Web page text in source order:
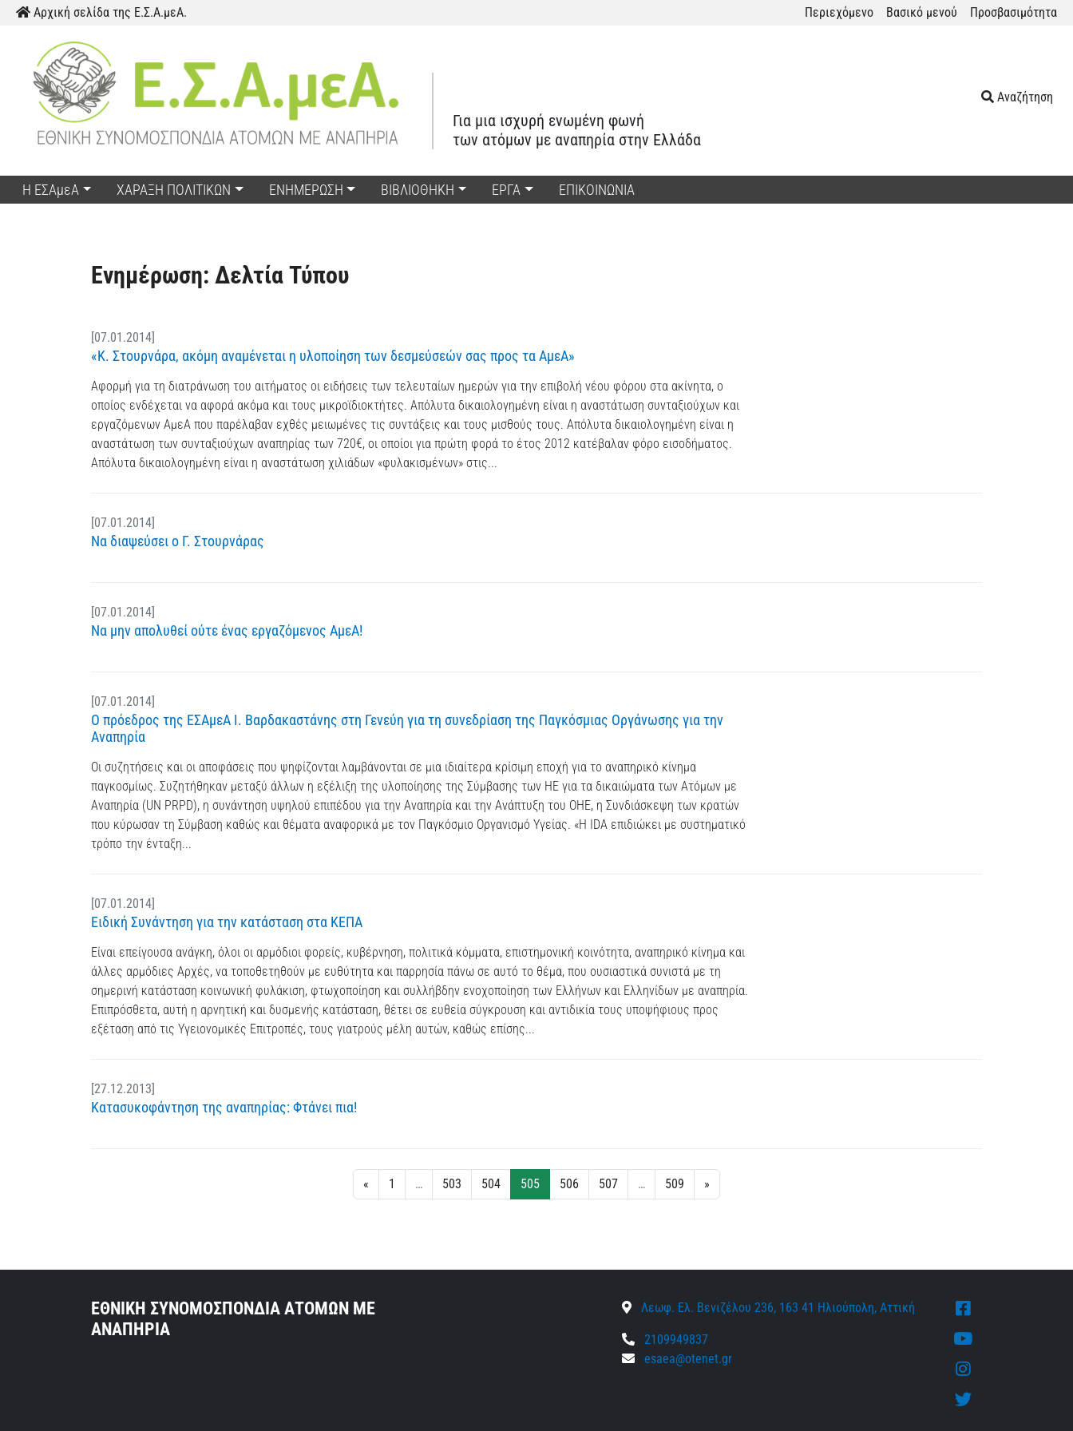
Παράκαμψη προς το περιεχόμενο
Αρχική σελίδα της Ε.Σ.Α.μεΑ. Περιεχόμενο Βασικό μενού Προσβασιμότητα
Για μια ισχυρή ενωμένη φωνή
των ατόμων με αναπηρία στην Ελλάδα
Αναζήτηση
Η ΕΣΑμεΑ ΧΑΡΑΞΗ ΠΟΛΙΤΙΚΩΝ ΕΝΗΜΕΡΩΣΗ ΒΙΒΛΙΟΘΗΚΗ ΕΡΓΑ ΕΠΙΚΟΙΝΩΝΙΑ
Ενημέρωση: Δελτία Τύπου
[07.01.2014]
«Κ. Στουρνάρα, ακόμη αναμένεται η υλοποίηση των δεσμεύσεών σας προς τα ΑμεΑ»
Αφορμή για τη διατράνωση του αιτήματος οι ειδήσεις των τελευταίων ημερών για την επιβολή νέου φόρου στα ακίνητα, ο
οποίος ενδέχεται να αφορά ακόμα και τους μικροϊδιοκτήτες. Απόλυτα δικαιολογημένη είναι η αναστάτωση συνταξιούχων και
εργαζόμενων ΑμεΑ που παρέλαβαν εχθές μειωμένες τις συντάξεις και τους μισθούς τους. Απόλυτα δικαιολογημένη είναι η
αναστάτωση των συνταξιούχων αναπηρίας των 720€, οι οποίοι για πρώτη φορά το έτος 2012 κατέβαλαν φόρο εισοδήματος.
Απόλυτα δικαιολογημένη είναι η αναστάτωση χιλιάδων «φυλακισμένων» στις...
[07.01.2014]
Να διαψεύσει ο Γ. Στουρνάρας
[07.01.2014]
Να μην απολυθεί ούτε ένας εργαζόμενος ΑμεΑ!
[07.01.2014]
Ο πρόεδρος της ΕΣΑμεΑ Ι. Βαρδακαστάνης στη Γενεύη για τη συνεδρίαση της Παγκόσμιας Οργάνωσης για την
Αναπηρία
Οι συζητήσεις και οι αποφάσεις που ψηφίζονται λαμβάνονται σε μια ιδιαίτερα κρίσιμη εποχή για το αναπηρικό κίνημα
παγκοσμίως. Συζητήθηκαν μεταξύ άλλων η εξέλιξη της υλοποίησης της Σύμβασης των ΗΕ για τα δικαιώματα των Ατόμων με
Αναπηρία (UN PRPD), η συνάντηση υψηλού επιπέδου για την Αναπηρία και την Ανάπτυξη του ΟΗΕ, η Συνδιάσκεψη των κρατών
που κύρωσαν τη Σύμβαση καθώς και θέματα αναφορικά με τον Παγκόσμιο Οργανισμό Υγείας. «Η IDA επιδιώκει με συστηματικό
τρόπο την ένταξη...
[07.01.2014]
Ειδική Συνάντηση για την κατάσταση στα ΚΕΠΑ
Είναι επείγουσα ανάγκη, όλοι οι αρμόδιοι φορείς, κυβέρνηση, πολιτικά κόμματα, επιστημονική κοινότητα, αναπηρικό κίνημα και
άλλες αρμόδιες Αρχές, να τοποθετηθούν με ευθύτητα και παρρησία πάνω σε αυτό το θέμα, που ουσιαστικά συνιστά με τη
σημερινή κατάσταση κοινωνική φυλάκιση, φτωχοποίηση και συλλήβδην ενοχοποίηση των Ελλήνων και Ελληνίδων με αναπηρία.
Επιπρόσθετα, αυτή η αρνητική και δυσμενής κατάσταση, θέτει σε ευθεία σύγκρουση και αντιδικία τους υποψήφιους προς
εξέταση από τις Υγειονομικές Επιτροπές, τους γιατρούς μέλη αυτών, καθώς επίσης...
[27.12.2013]
Κατασυκοφάντηση της αναπηρίας: Φτάνει πια!
« 1 … 503 504 505 506 507 … 509 »
ΕΘΝΙΚΗ ΣΥΝΟΜΟΣΠΟΝΔΙΑ ΑΤΟΜΩΝ ΜΕ
ΑΝΑΠΗΡΙΑ
Λεωφ. Ελ. Βενιζέλου 236, 163 41 Ηλιούπολη, Αττική
2109949837
esaea@otenet.gr
Youtube
Instagram
Twitter